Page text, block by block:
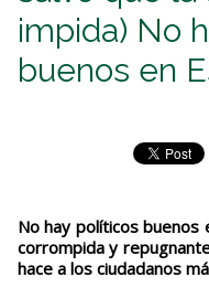
impida) No
buenos en
No hay políticos buenos
corrompida y
hace a los ciudadanos